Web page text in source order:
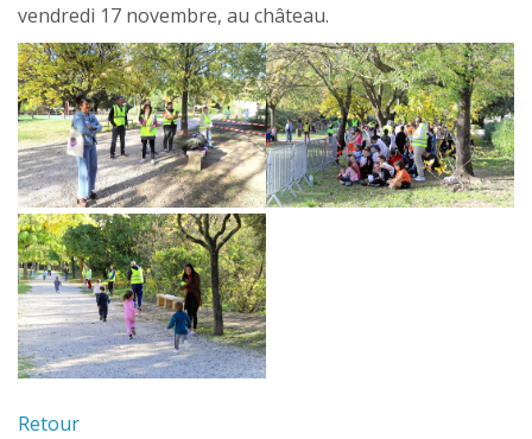
vendredi 17 novembre, au château.
Retour